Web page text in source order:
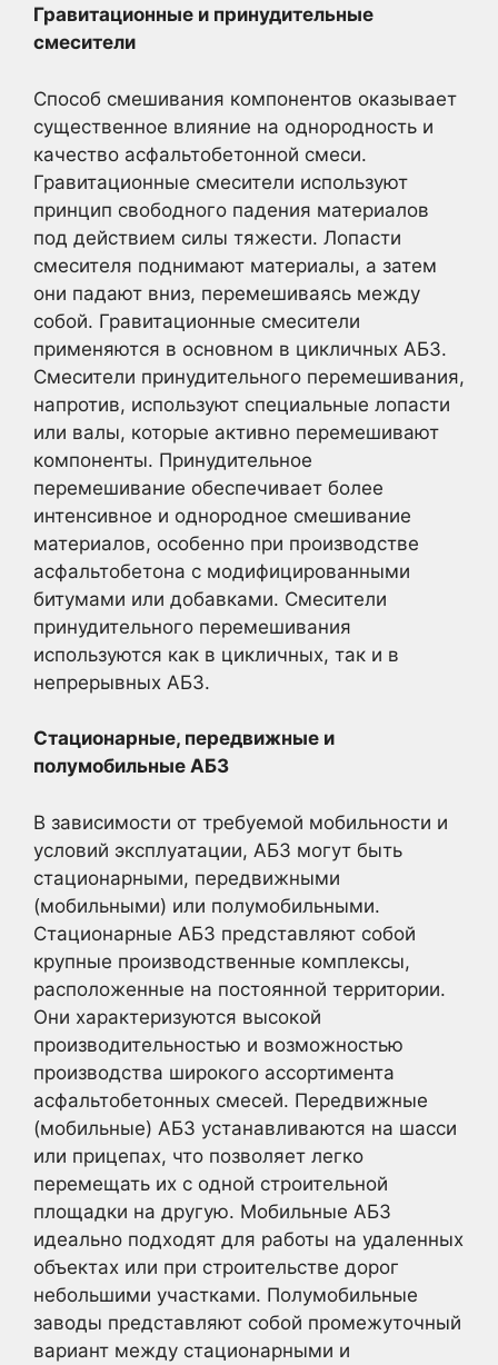
Гравитационные и принудительные
смесители
Способ смешивания компонентов оказывает
существенное влияние на однородность и
качество асфальтобетонной смеси.
Гравитационные смесители используют
принцип свободного падения материалов
под действием силы тяжести. Лопасти
смесителя поднимают материалы, а затем
они падают вниз, перемешиваясь между
собой. Гравитационные смесители
применяются в основном в цикличных АБЗ.
Смесители принудительного перемешивания,
напротив, используют специальные лопасти
или валы, которые активно перемешивают
компоненты. Принудительное
перемешивание обеспечивает более
интенсивное и однородное смешивание
материалов, особенно при производстве
асфальтобетона с модифицированными
битумами или добавками. Смесители
принудительного перемешивания
используются как в цикличных, так и в
непрерывных АБЗ.
Стационарные, передвижные и
полумобильные АБЗ
В зависимости от требуемой мобильности и
условий эксплуатации, АБЗ могут быть
стационарными, передвижными
(мобильными) или полумобильными.
Стационарные АБЗ представляют собой
крупные производственные комплексы,
расположенные на постоянной территории.
Они характеризуются высокой
производительностью и возможностью
производства широкого ассортимента
асфальтобетонных смесей. Передвижные
(мобильные) АБЗ устанавливаются на шасси
или прицепах, что позволяет легко
перемещать их с одной строительной
площадки на другую. Мобильные АБЗ
идеально подходят для работы на удаленных
объектах или при строительстве дорог
небольшими участками. Полумобильные
заводы представляют собой промежуточный
вариант между стационарными и